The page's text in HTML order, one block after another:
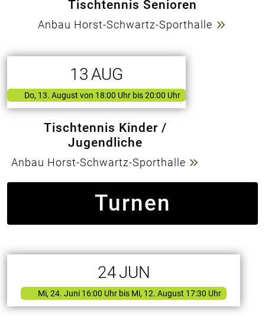
Tischtennis Senioren
Anbau Horst-Schwartz-Sporthalle
13 AUG
Do, 13. August von 18:00 Uhr bis 20:00 Uhr
Tischtennis Kinder /
Jugendliche
Anbau Horst-Schwartz-Sporthalle
Turnen
24JUN
Mi, 24. Juni 16:00 Uhr bis Mi, 12. August 17:30 Uhr